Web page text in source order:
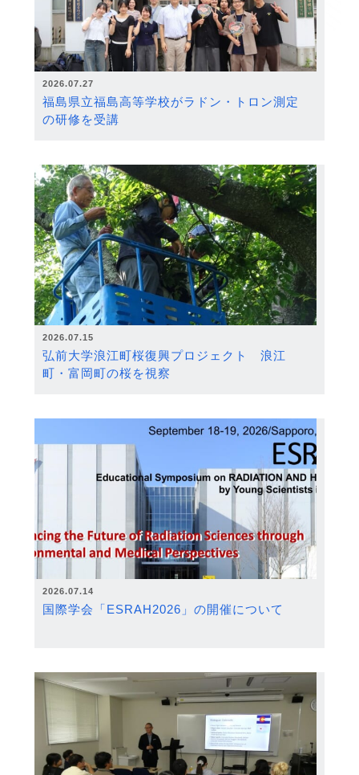
2026.07.27
福島県立福島高等学校がラドン・トロン測定
の研修を受講
2026.07.15
弘前大学浪江町桜復興プロジェクト 浪江
町・富岡町の桜を視察
2026.07.14
国際学会「ESRAH2026」の開催について